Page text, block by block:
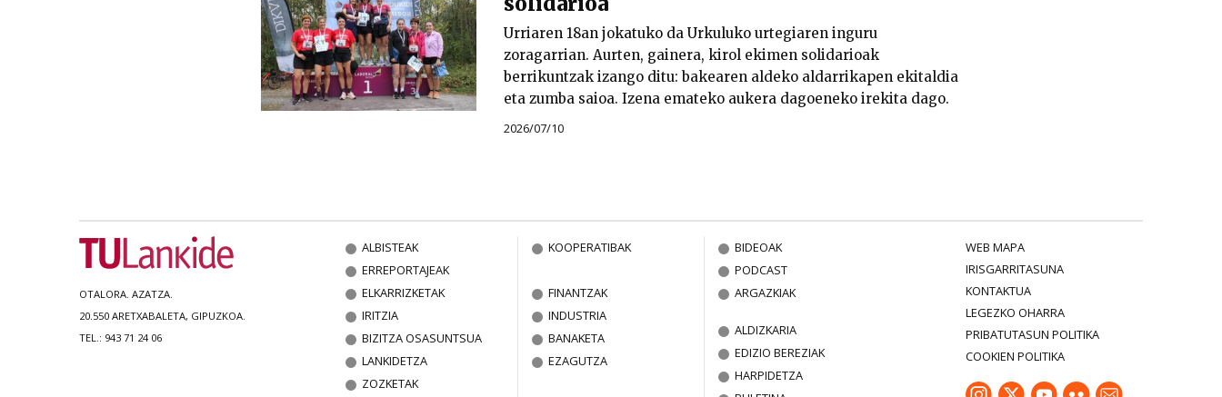
Urriaren 18an jokatuko da Urkuluko urtegiaren inguru
zoragarrian. Aurten, gainera, kirol ekimen solidarioak
berrikuntzak izango ditu: bakearen aldeko aldarrikapen ekitaldia
eta zumba saioa. Izena emateko aukera dagoeneko irekita dago.
2026/07/10
OTALORA. AZATZA.
20.550 ARETXABALETA, GIPUZKOA.
TEL.: 943 71 24 06
ALBISTEAK
ERREPORTAJEAK
ELKARRIZKETAK
IRITZIA
BIZITZA OSASUNTSUA
LANKIDETZA
ZOZKETAK
KOOPERATIBAK
FINANTZAK
INDUSTRIA
BANAKETA
EZAGUTZA
BIDEOAK
PODCAST
ARGAZKIAK
ALDIZKARIA
EDIZIO BEREZIAK
HARPIDETZA
WEB MAPA
IRISGARRITASUNA
KONTAKTUA
LEGEZKO OHARRA
PRIBATUTASUN POLITIKA
COOKIEN POLITIKA